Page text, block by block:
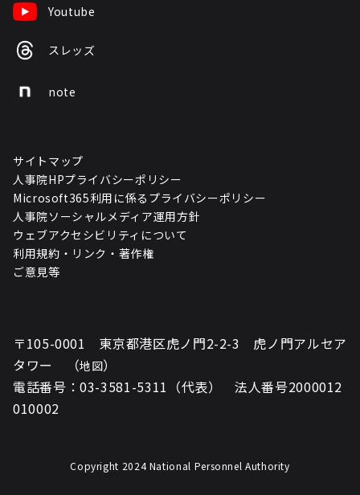
Youtube
スレッズ
note
サイトマップ
人事院HPプライバシーポリシー
Microsoft365利用に係るプライバシーポリシー
人事院ソーシャルメディア運用方針
ウェブアクセシビリティについて
利用規約・リンク・著作権
ご意見等
〒105-0001 東京都港区虎ノ門2-2-3 虎ノ門アルセア
タワー （地図）
電話番号：03-3581-5311（代表） 法人番号2000012
010002
Copyright 2024 National Personnel Authority